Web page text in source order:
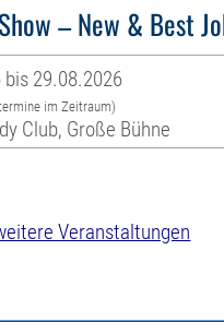
– New & Best
29.08.2026
im Zeitraum)
Club, Große Bühne
Veranstaltungen